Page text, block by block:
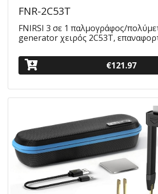
FNR-2C53T
FNIRSI 3 σε 1 παλμογράφος/
generator χειρός 2C53T,
€121.97